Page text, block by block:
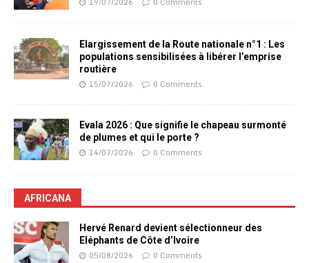
Elargissement de la Route nationale n°1 : Les
populations sensibilisées à libérer l’emprise
routière
15/07/2026 0 Comments
Evala 2026 : Que signifie le chapeau surmonté
de plumes et qui le porte ?
14/07/2026 0 Comments
AFRICANA
Hervé Renard devient sélectionneur des
Eléphants de Côte d’Ivoire
05/08/2026 0 Comments